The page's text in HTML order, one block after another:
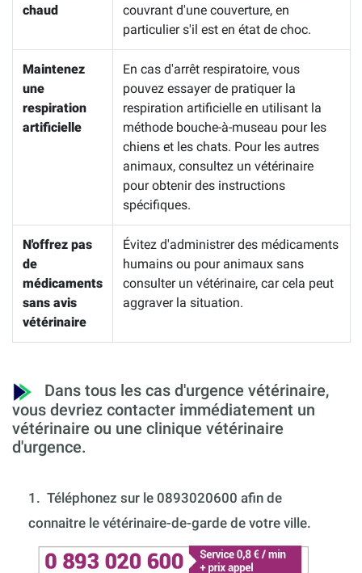
chaud
couvrant d'une couverture, en
particulier s'il est en état de choc.
Maintenez
une
respiration
artificielle
En cas d'arrêt respiratoire, vous
pouvez essayer de pratiquer la
respiration artificielle en utilisant la
méthode bouche-à-museau pour les
chiens et les chats. Pour les autres
animaux, consultez un vétérinaire
pour obtenir des instructions
spécifiques.
N'offrez pas
de
médicaments
sans avis
vétérinaire
Évitez d'administrer des médicaments
humains ou pour animaux sans
consulter un vétérinaire, car cela peut
aggraver la situation.
Dans tous les cas d'urgence vétérinaire,
vous devriez contacter immédiatement un
vétérinaire ou une clinique vétérinaire
d'urgence.
1. Téléphonez sur le 0893020600 afin de
connaitre le vétérinaire-de-garde de votre ville.